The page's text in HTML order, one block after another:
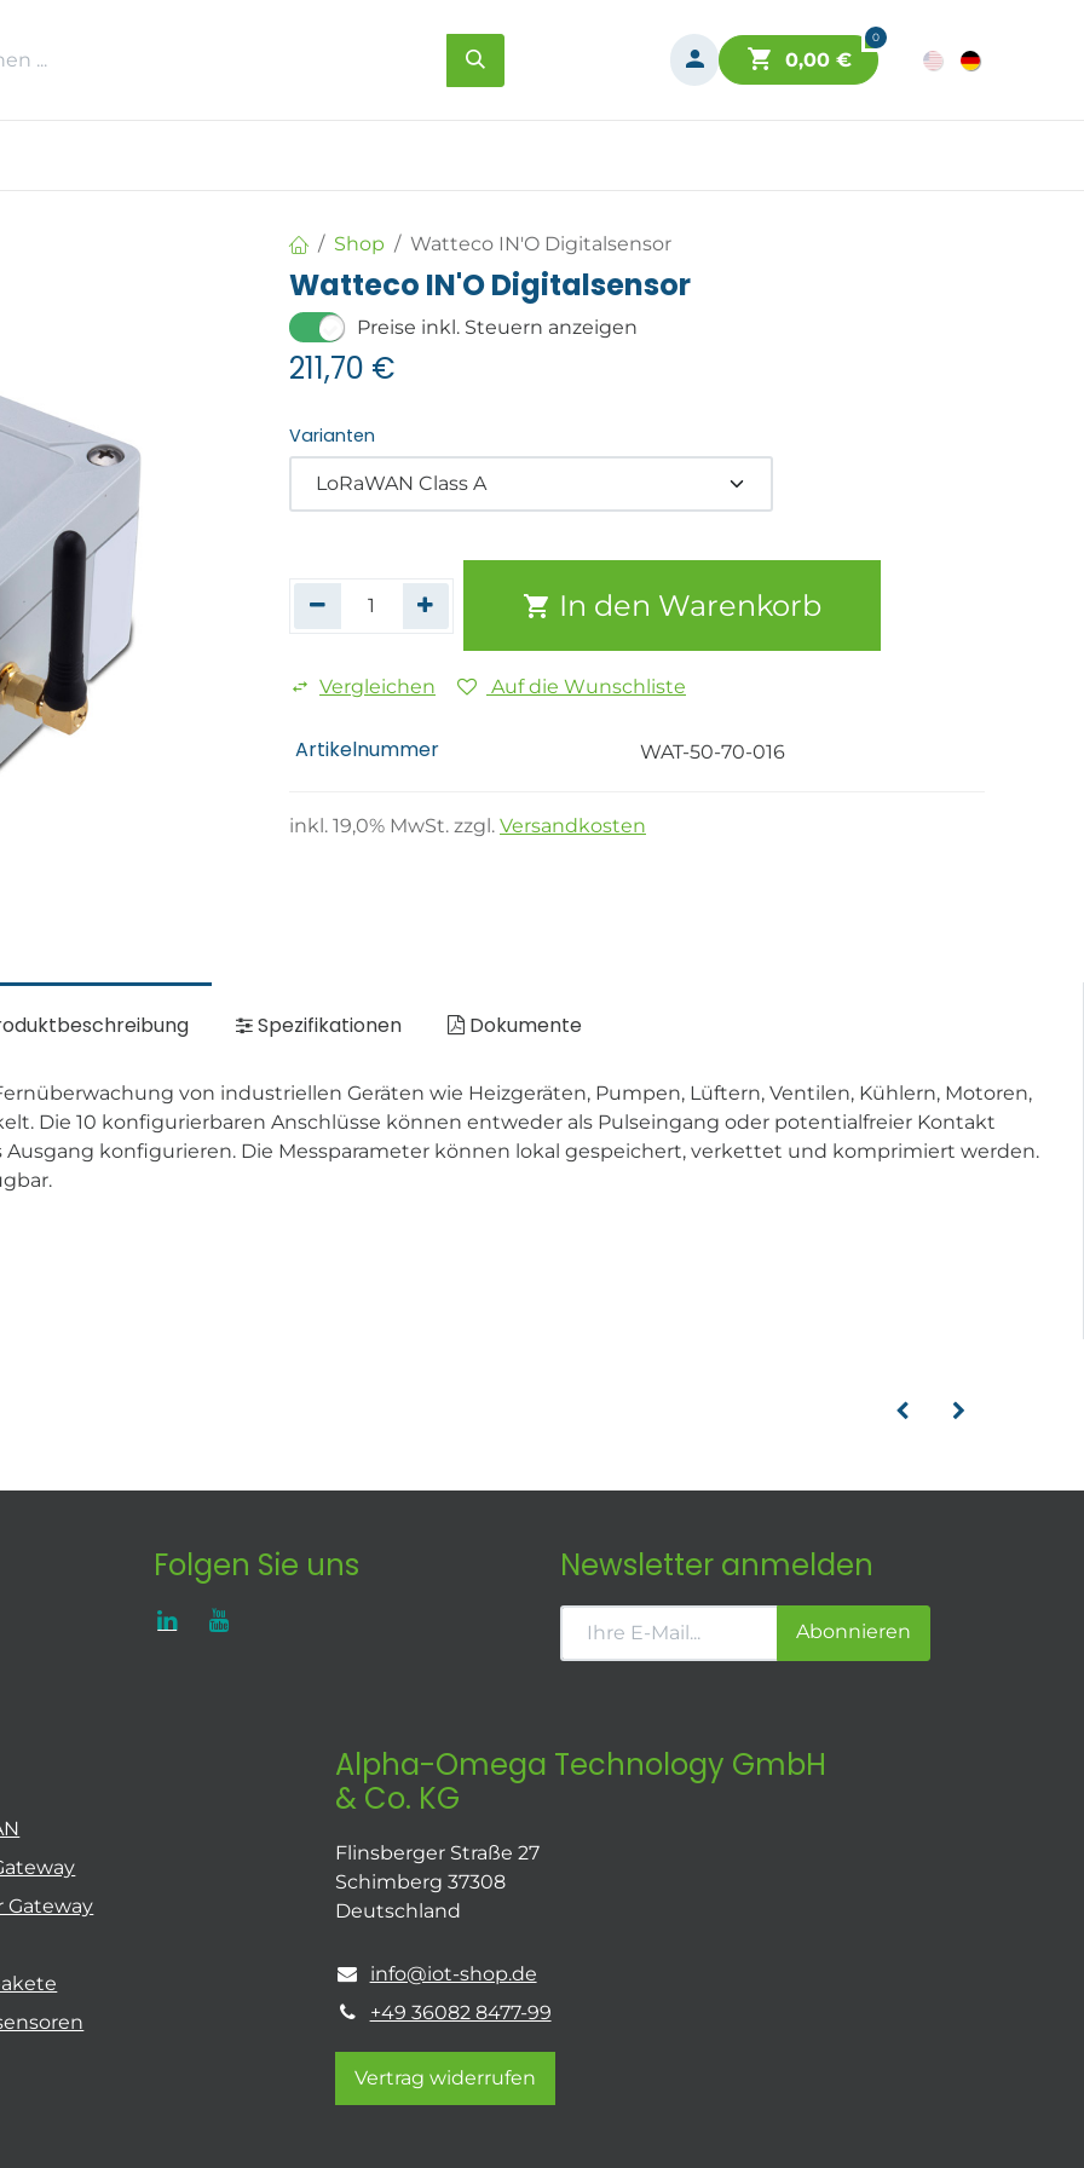
0
0,00€
Shop Watteco IN'O Digitalsensor
Watteco IN'O Digitalsensor
Preise inkl. Steuern anzeigen
211,70 €
Varianten
In den Warenkorb
Vergleichen Auf die Wunschliste
Artikelnummer WAT-50-70-016
inkl. 19,0% MwSt. zzgl. Versandkosten
Spezifikationen Dokumente
von industriellen Geräten wie Heizgeräten, Pumpen, Lüftern, Ventilen, Kühlern, Motoren,
Die 10 konfigurierbaren Anschlüsse können entweder als Pulseingang oder potentialfreier Kontakt
Ausgang konfigurieren. Die Messparameter können lokal gespeichert, verkettet und komprimiert werden.
Folgen Sie uns Newsletter anmelden
Abonnieren
Gateway
Alpha-Omega Technology GmbH
& Co. KG
Flinsberger Straße 27
Schimberg 37308
Deutschland
info@iot-shop.de
+49 36082 8477-99
Vertrag widerrufen